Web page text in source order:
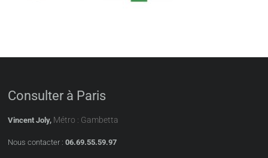
Consulter à Paris
Vincent Joly, Métro : Gambetta
Nous contacter : 06.69.55.59.97